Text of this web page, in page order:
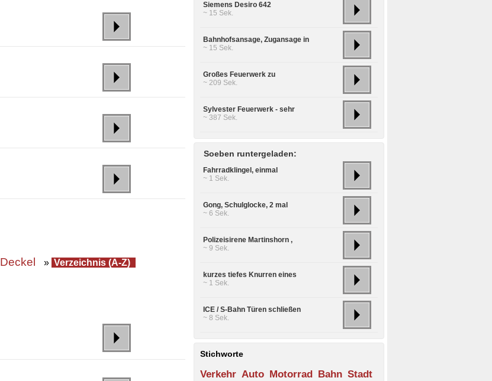
Deckel » Verzeichnis (A-Z)
Siemens Desiro 642
~ 15 Sek.
Bahnhofsansage, Zugansage in
~ 15 Sek.
Großes Feuerwerk zu
~ 209 Sek.
Sylvester Feuerwerk - sehr
~ 387 Sek.
Soeben runtergeladen:
Fahrradklingel, einmal
~ 1 Sek.
Gong, Schulglocke, 2 mal
~ 6 Sek.
Polizeisirene Martinshorn ,
~ 9 Sek.
kurzes tiefes Knurren eines
~ 1 Sek.
ICE / S-Bahn Türen schließen
~ 8 Sek.
Stichworte
Verkehr Auto Motorrad Bahn Stadt